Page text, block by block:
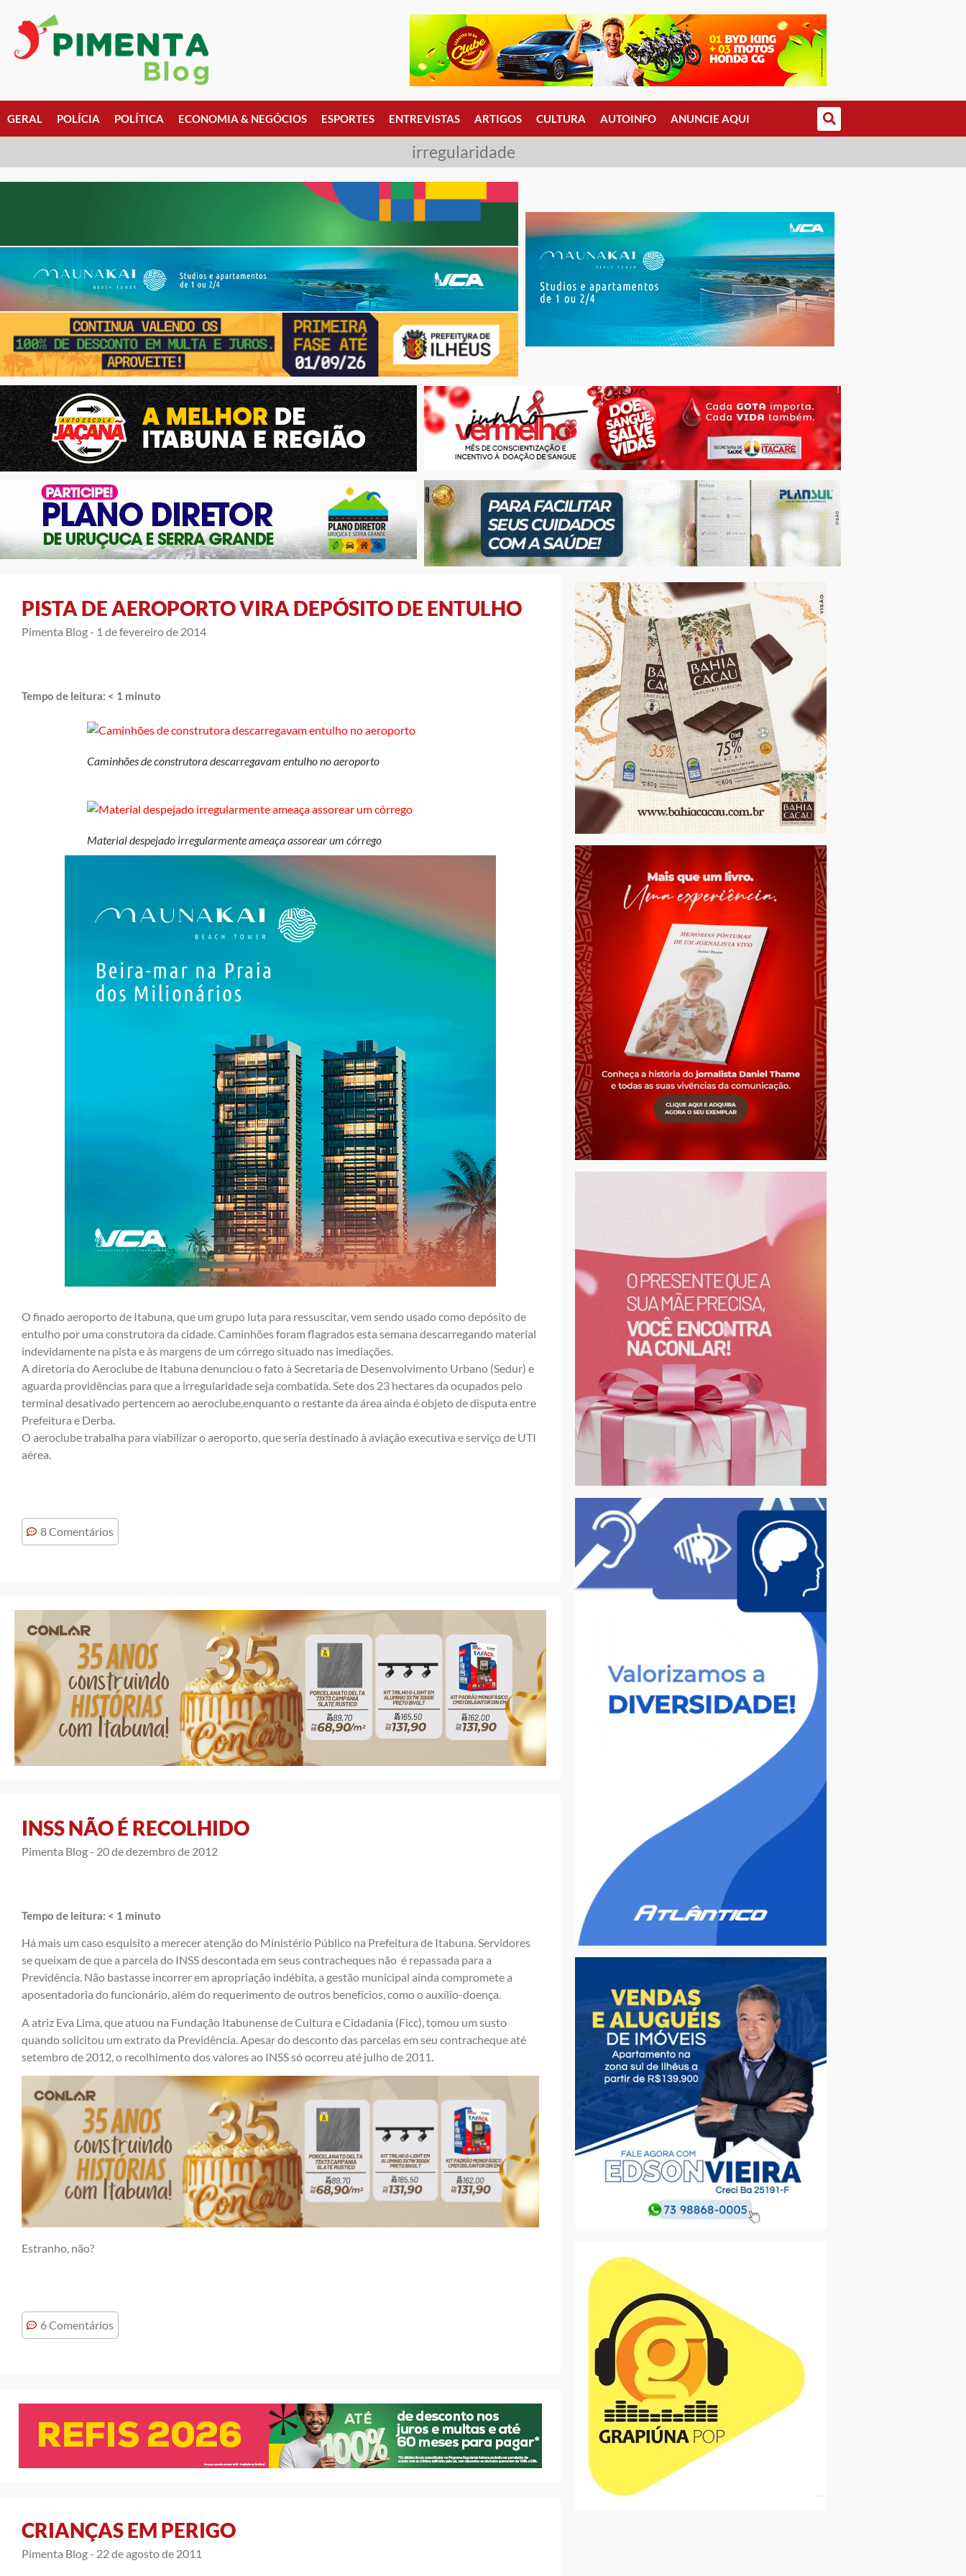
GERAL POLÍCIA POLÍTICA ECONOMIA & NEGÓCIOS ESPORTES ENTREVISTAS ARTIGOS CULTURA AUTOINFO ANUNCIE AQUI
irregularidade
PISTA DE AEROPORTO VIRA DEPÓSITO DE ENTULHO
Pimenta Blog - 1 de fevereiro de 2014
Tempo de leitura: < 1 minuto
Caminhões de construtora descarregavam entulho no aeroporto
Material despejado irregularmente ameaça assorear um córrego
O finado aeroporto de Itabuna, que um grupo luta para ressuscitar, vem sendo usado como depósito de
entulho por uma construtora da cidade. Caminhões foram flagrados esta semana descarregando material
indevidamente na pista e às margens de um córrego situado nas imediações.
A diretoria do Aeroclube de Itabuna denunciou o fato à Secretaria de Desenvolvimento Urbano (Sedur) e
aguarda providências para que a irregularidade seja combatida. Sete dos 23 hectares da ocupados pelo
terminal desativado pertencem ao aeroclube,enquanto o restante da área ainda é objeto de disputa entre
Prefeitura e Derba.
O aeroclube trabalha para viabilizar o aeroporto, que seria destinado à aviação executiva e serviço de UTI
aérea.
8 Comentários
INSS NÃO É RECOLHIDO
Pimenta Blog - 20 de dezembro de 2012
Tempo de leitura: < 1 minuto
Há mais um caso esquisito a merecer atenção do Ministério Público na Prefeitura de Itabuna. Servidores
se queixam de que a parcela do INSS descontada em seus contracheques não é repassada para a
Previdência. Não bastasse incorrer em apropriação indébita, a gestão municipal ainda compromete a
aposentadoria do funcionário, além do requerimento de outros benefícios, como o auxílio-doença.
A atriz Eva Lima, que atuou na Fundação Itabunense de Cultura e Cidadania (Ficc), tomou um susto
quando solicitou um extrato da Previdência. Apesar do desconto das parcelas em seu contracheque até
setembro de 2012, o recolhimento dos valores ao INSS só ocorreu até julho de 2011.
Estranho, não?
6 Comentários
CRIANÇAS EM PERIGO
Pimenta Blog - 22 de agosto de 2011